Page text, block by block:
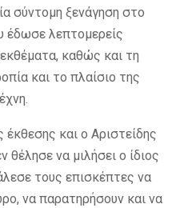
σύντομη ξενάγηση στο
έδωσε λεπτομερείς
καθώς και τη
και το πλαίσιο της
και ο Αριστείδης
θέλησε να μιλήσει ο ίδιος
τους επισκέπτες να
να παρατηρήσουν και να